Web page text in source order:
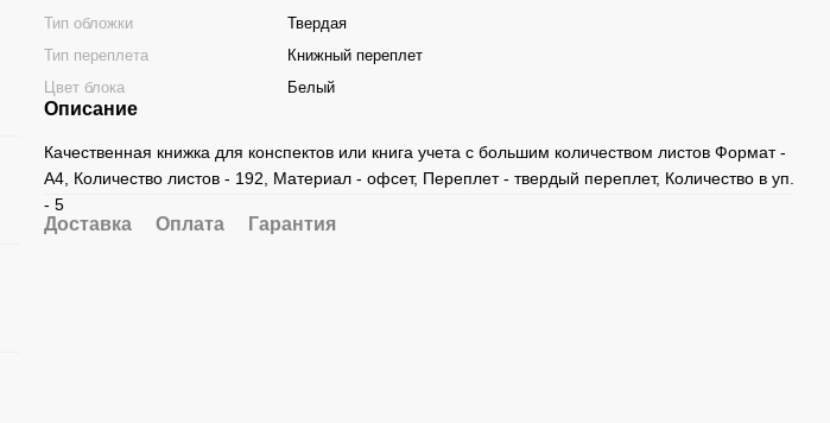
Тип обложки
Твердая
Тип переплета
Книжный переплет
Цвет блока
Белый
Описание
Качественная книжка для конспектов или книга учета с большим количеством листов Формат -
А4, Количество листов - 192, Материал - офсет, Переплет - твердый переплет, Количество в уп.
- 5
Доставка Оплата Гарантия